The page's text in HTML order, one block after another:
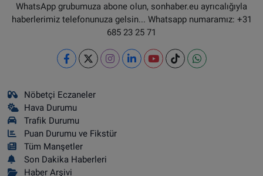
WhatsApp grubumuza abone olun, sonhaber.eu ayrıcalığıyla
haberlerimiz telefonunuza gelsin... Whatsapp numaramız: +31
685 23 25 71
Nöbetçi Eczaneler
Hava Durumu
Trafik Durumu
Puan Durumu ve Fikstür
Tüm Manşetler
Son Dakika Haberleri
Haber Arşivi